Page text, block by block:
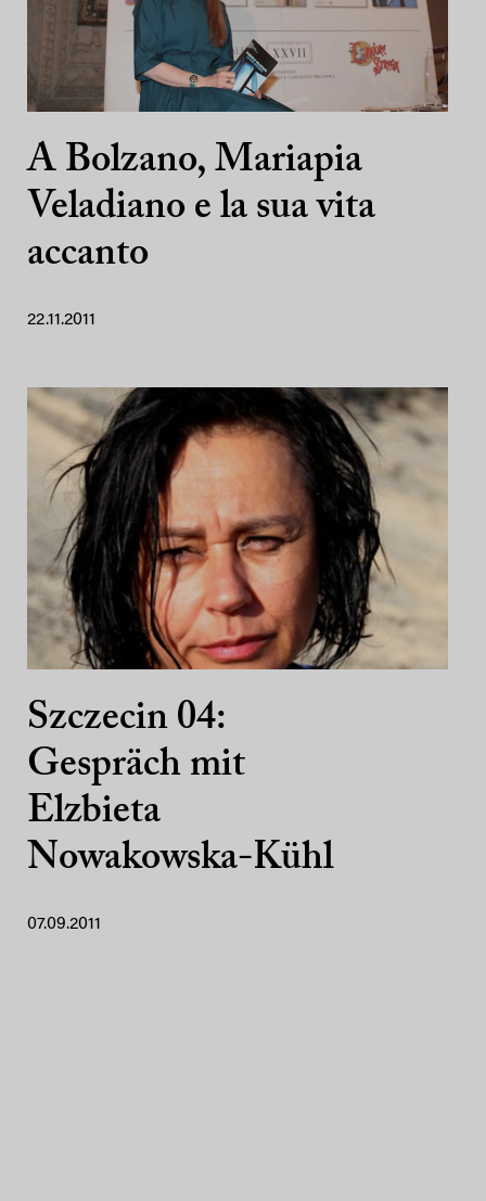
A Bolzano, Mariapia
Veladiano e la sua vita
accanto
22.11.2011
Szczecin 04:
Gespräch mit
Elzbieta
Nowakowska-Kühl
07.09.2011